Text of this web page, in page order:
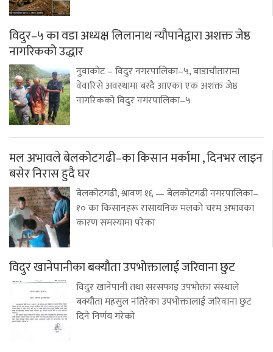
विदुर–५ का वडा अध्यक्ष लिलानाथ न्यौपानेद्वारा अशक्त जेष्ठ
नागरिकको उद्धार
नुवाकोट – विदुर नगरपालिका–५, बाडाचौतारामा
वेवारिसे अवस्थामा बस्दै आएका एक अशक्त जेष्ठ
नागरिकको विदुर नगरपालिका–५
मल अभावले बेलकोटगढी–का किसान मर्कामा , दिनभर लाइन
बसेर निरास हुदै घर
बेलकोटगढी, श्रावण १६ — बेलकोटगढी नगरपालिका–
१० का किसानहरू रासायनिक मलको चरम अभावका
कारण समस्यामा परेका
विदुर खानेपानीका बक्यौता उपभोक्तालाई जरिवाना छुट
विदुर खानेपानी तथा सरसफाइ उपभोक्ता संस्थाले
बक्यौता महसुल नतिरेका उपभोक्तालाई जरिवाना छुट
दिने निर्णय गरेको